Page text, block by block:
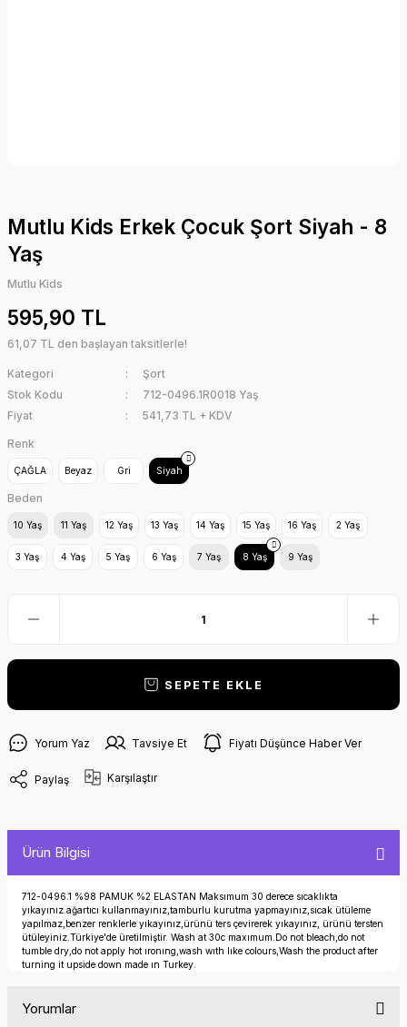
Mutlu Kids Erkek Çocuk Şort Siyah - 8
Yaş
Mutlu Kids
595,90 TL
61,07 TL den başlayan taksitlerle!
Kategori
Şort
Stok Kodu
712-0496.1R0018 Yaş
Fiyat
541,73 TL + KDV
Renk
ÇAĞLA Beyaz Gri Siyah
Beden
10 Yaş 11 Yaş 12 Yaş 13 Yaş 14 Yaş 15 Yaş 16 Yaş 2 Yaş
3 Yaş 4 Yaş 5 Yaş 6 Yaş 7 Yaş 8 Yaş 9 Yaş
SEPETE EKLE
Yorum Yaz Tavsiye Et Fiyatı Düşünce Haber Ver
Paylaş Karşılaştır
Ürün Bilgisi
712-0496.1 %98 PAMUK %2 ELASTAN Maksımum 30 derece sıcaklıkta
yıkayınız.ağartıcı kullanmayınız,tamburlu kurutma yapmayınız,sıcak ütüleme
yapılmaz,benzer renklerle yıkayınız,ürünü ters çevirerek yıkayınız, ürünü tersten
ütüleyiniz.Türkiye'de üretilmiştir. Wash at 30c maxımum.Do not bleach,do not
tumble dry,do not apply hot ıronıng,wash wıth lıke colours,Wash the product after
turning it upside down made ın Turkey.
Yorumlar